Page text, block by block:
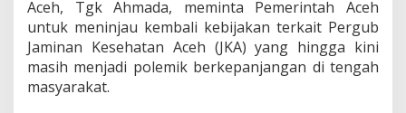
m
p
e
r
t
Aceh, Tgk Ahmada, meminta Pemerintah Aceh
untuk meninjau kembali kebijakan terkait Pergub
Jaminan Kesehatan Aceh (JKA) yang hingga kini
masih menjadi polemik berkepanjangan di tengah
masyarakat.